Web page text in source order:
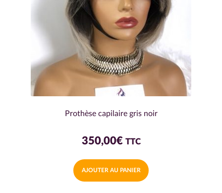
Prothèse capilaire gris noir
350,00€ TTC
AJOUTER AU PANIER